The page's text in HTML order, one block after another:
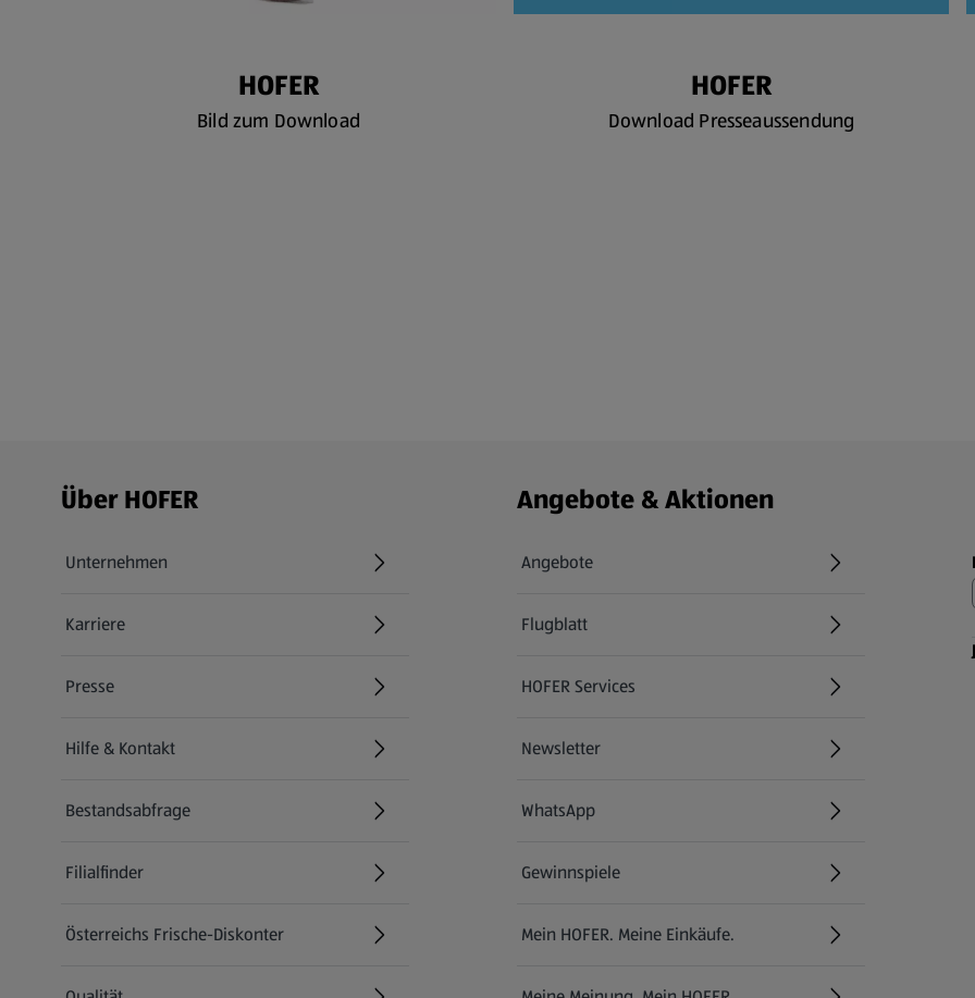
HOFER
Bild zum Download
HOFER
Download Presseaussendung
Fußzeilenmenü - weitere Links
Über HOFER
Unternehmen
Karriere
(öffnet in einem neuen Tab)
Presse
Hilfe & Kontakt
(öffnet in einem neuen Tab)
Bestandsabfrage
(öffnet in einem neuen Tab)
Filialfinder
Österreichs Frische-Diskonter
Angebote & Aktionen
Angebote
Flugblatt
HOFER Services
Newsletter
WhatsApp
Gewinnspiele
Mein HOFER. Meine Einkäufe.